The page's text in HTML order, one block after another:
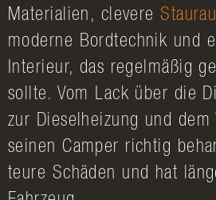
Materialien, clevere
moderne Bordtechnik und
Interieur, das regelmäßig
sollte. Vom Lack über die
zur Dieselheizung und dem
seinen Camper richtig
teure Schäden und hat